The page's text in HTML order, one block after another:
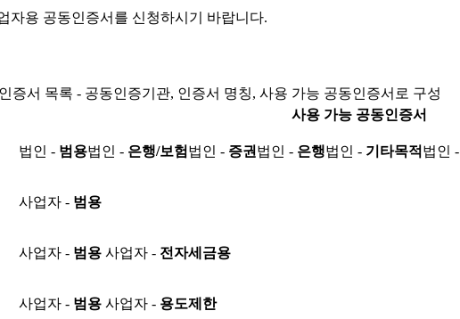
자용 공동인증서를 신청하시기 바랍니다.
증서 목록 - 공동인증기관, 인증서 명칭, 사용 가능 공동인증서로 구성
사용 가능 공동인증서
법인 - 범용법인 - 은행/보험 법인 - 증권 법인 - 은행법인 - 기타목적 법인 -
사업자 - 범용
사업자 - 범용 사업자 - 전자세금용
사업자 - 범용 사업자 - 용도제한